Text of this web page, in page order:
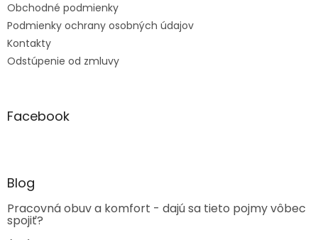
Obchodné podmienky
Podmienky ochrany osobných údajov
Kontakty
Odstúpenie od zmluvy
Facebook
Blog
Pracovná obuv a komfort - dajú sa tieto pojmy vôbec
spojiť?